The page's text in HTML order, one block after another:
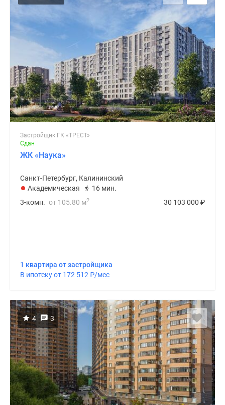
Застройщик ГК «ТРЕСТ»
Сдан
ЖК «Наука»
Санкт-Петербург, Калининский
Академическая
16 мин.
30 103 000 ₽
3-комн. от 105.80 м2
1 квартира от застройщика
В ипотеку от 172 512 ₽/мес
4 3